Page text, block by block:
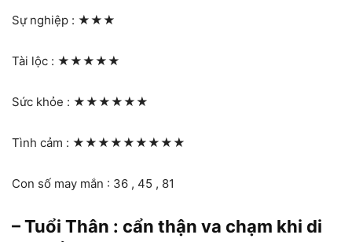
Sự nghiệp : ★★★
Tài lộc : ★★★★★
Sức khỏe : ★★★★★★
Tình cảm : ★★★★★★★★★
Con số may mắn : 36 , 45 , 81
– Tuổi Thân : cẩn thận va chạm khi di